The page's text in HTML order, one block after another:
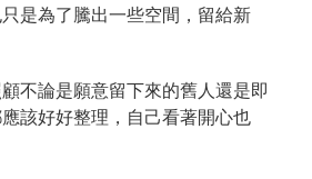
是為了騰出一些空間，留給新
不論是願意留下來的舊人還是即
該好好整理，自己看著開心也